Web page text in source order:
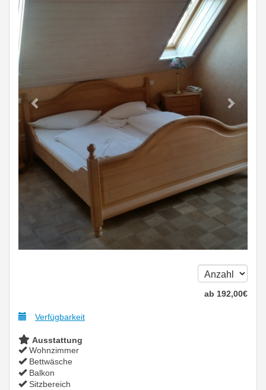
ab 192,00€
Verfügbarkeit
Ausstattung
Wohnzimmer
Bettwäsche
Balkon
Sitzbereich